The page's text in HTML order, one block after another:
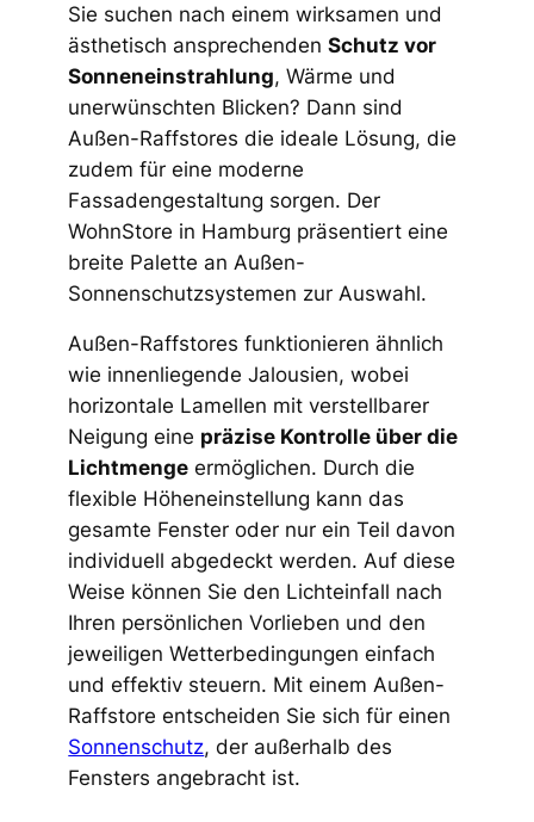
Sie suchen nach einem wirksamen und
ästhetisch ansprechendenSchutz vor
Sonneneinstrahlung, Wärme und
unerwünschten Blicken? Dann sind
Außen-Raffstores die ideale Lösung, die
zudem für eine moderne
Fassadengestaltung sorgen. Der
WohnStore in Hamburg präsentiert eine
breite Palette an Außen-
Sonnenschutzsystemen zur Auswahl.
Außen-Raffstores funktionieren ähnlich
wie innenliegende Jalousien, wobei
horizontale Lamellen mit verstellbarer
Neigung eine präzise Kontrolle über die
Lichtmenge ermöglichen. Durch die
flexible Höheneinstellung kann das
gesamte Fenster oder nur ein Teil davon
individuell abgedeckt werden. Auf diese
Weise können Sie den Lichteinfall nach
Ihren persönlichen Vorlieben und den
jeweiligen Wetterbedingungen einfach
und effektiv steuern. Mit einem Außen-
Raffstore entscheiden Sie sich für einen
Sonnenschutz, der außerhalb des
Fensters angebracht ist.